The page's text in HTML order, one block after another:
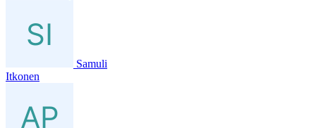
Samuli
Itkonen